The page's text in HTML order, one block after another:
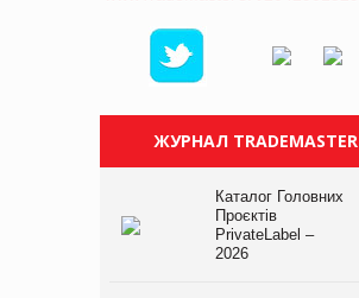
ЖУРНАЛ TRADEMASTER
Каталог Головних
Проєктів
PrivateLabel –
2026